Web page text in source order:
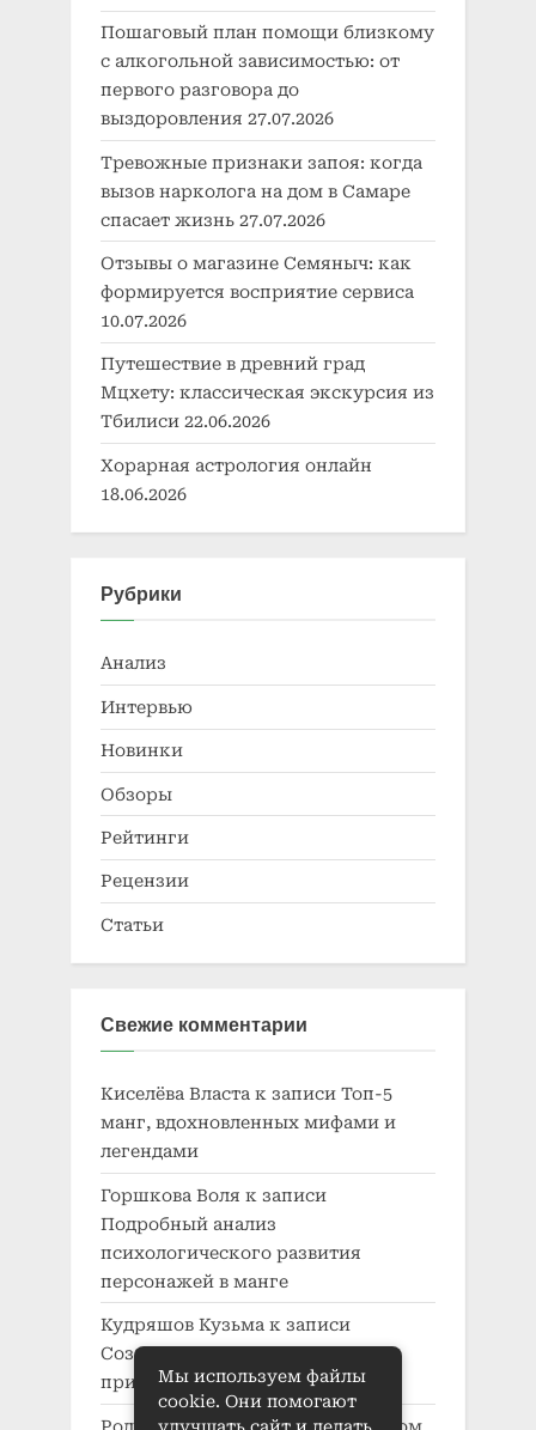
Пошаговый план помощи близкому
с алкогольной зависимостью: от
первого разговора до
выздоровления 27.07.2026
Тревожные признаки запоя: когда
вызов нарколога на дом в Самаре
спасает жизнь 27.07.2026
Отзывы о магазине Семяныч: как
формируется восприятие сервиса
10.07.2026
Путешествие в древний град
Мцхету: классическая экскурсия из
Тбилиси 22.06.2026
Хорарная астрология онлайн
18.06.2026
Рубрики
Анализ
Интервью
Новинки
Обзоры
Рейтинги
Рецензии
Статьи
Свежие комментарии
Киселёва Власта к записи Топ-5
манг, вдохновленных мифами и
легендами
Горшкова Воля к записи
Подробный анализ
психологического развития
персонажей в манге
Кудряшов Кузьма к записи
Создание характера в манге:
принципы и приемы
Родионова Беатак записиАвтодом
Мы используем файлы
cookie. Они помогают